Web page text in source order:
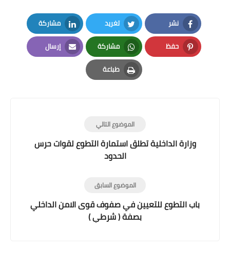
نشر
Facebook
تغريد
Twitter
مشاركة
LinkedIn
حفظ
Pinterest
مشاركة
Whatsapp
إرسال
Email
طباعة
Print
الموضوع التالي
وزارة الداخلية تطلق استمارة التطوع لقوات حرس
الحدود
الموضوع السابق
باب التطوع للتعيين في صفوف قوى الامن الداخلي
بصفة ( شرطي )